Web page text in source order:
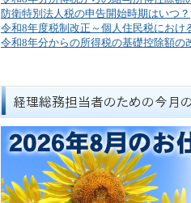
防衛特別法人税の申告開始時期はいつ？
令和8年度税制改正～個人住民税におけ
令和8年分からの所得税の基礎控除額